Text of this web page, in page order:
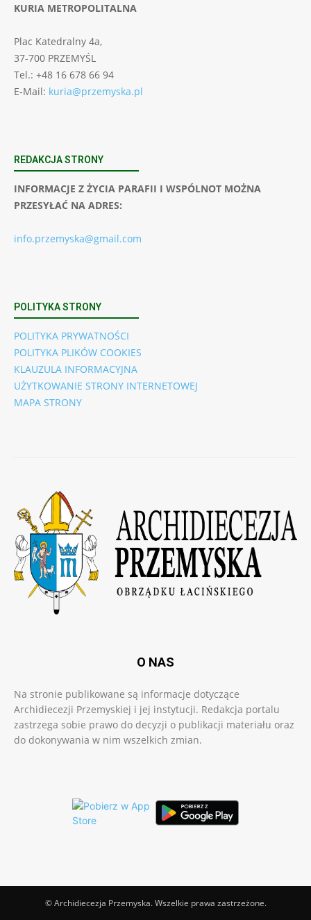
KURIA METROPOLITALNA
Plac Katedralny 4a,
37-700 PRZEMYŚL
Tel.: +48 16 678 66 94
E-Mail: kuria@przemyska.pl
REDAKCJA STRONY
INFORMACJE Z ŻYCIA PARAFII I WSPÓLNOT MOŻNA
PRZESYŁAĆ NA ADRES:
info.przemyska@gmail.com
POLITYKA STRONY
POLITYKA PRYWATNOŚCI
POLITYKA PLIKÓW COOKIES
KLAUZULA INFORMACYJNA
UŻYTKOWANIE STRONY INTERNETOWEJ
MAPA STRONY
O NAS
Na stronie publikowane są informacje dotyczące
Archidiecezji Przemyskiej i jej instytucji. Redakcja portalu
zastrzega sobie prawo do decyzji o publikacji materiału oraz
do dokonywania w nim wszelkich zmian.
© Archidiecezja Przemyska. Wszelkie prawa zastrzeżone.